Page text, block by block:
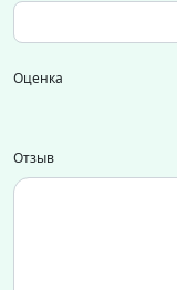
Оценка
Отзыв